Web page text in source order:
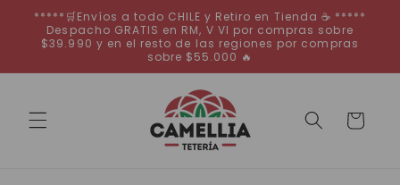
directamente
al contenido
*****🛒Envíos a todo CHILE y Retiro en Tienda ☕ *****
Despacho GRATIS en RM, V VI por compras sobre
$39.990 y en el resto de las regiones por compras
sobre $55.000 🔥
Carrito